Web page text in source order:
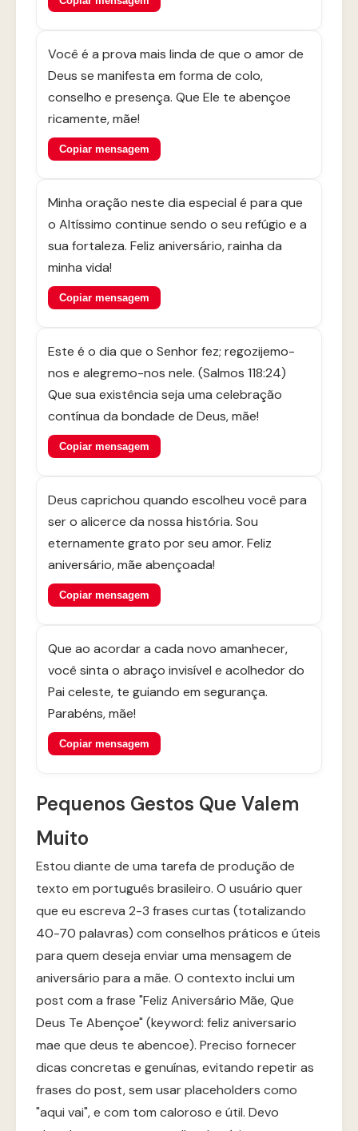
Você é a prova mais linda de que o amor de
Deus se manifesta em forma de colo,
conselho e presença. Que Ele te abençoe
ricamente, mãe!
Copiar mensagem
Minha oração neste dia especial é para que
o Altíssimo continue sendo o seu refúgio e a
sua fortaleza. Feliz aniversário, rainha da
minha vida!
Copiar mensagem
Este é o dia que o Senhor fez; regozijemo-
nos e alegremo-nos nele. (Salmos 118:24)
Que sua existência seja uma celebração
contínua da bondade de Deus, mãe!
Copiar mensagem
Deus caprichou quando escolheu você para
ser o alicerce da nossa história. Sou
eternamente grato por seu amor. Feliz
aniversário, mãe abençoada!
Copiar mensagem
Que ao acordar a cada novo amanhecer,
você sinta o abraço invisível e acolhedor do
Pai celeste, te guiando em segurança.
Parabéns, mãe!
Copiar mensagem
Pequenos Gestos Que Valem
Muito
Estou diante de uma tarefa de produção de
texto em português brasileiro. O usuário quer
que eu escreva 2-3 frases curtas (totalizando
40-70 palavras) com conselhos práticos e úteis
para quem deseja enviar uma mensagem de
aniversário para a mãe. O contexto inclui um
post com a frase "Feliz Aniversário Mãe, Que
Deus Te Abençoe" (keyword: feliz aniversario
mae que deus te abencoe). Preciso fornecer
dicas concretas e genuínas, evitando repetir as
frases do post, sem usar placeholders como
"aqui vai", e com tom caloroso e útil. Devo